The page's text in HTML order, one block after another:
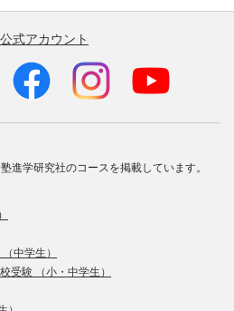
式アカウント
進学研究社のコースを掲載しています。
中学生）
受験 （小・中学生）